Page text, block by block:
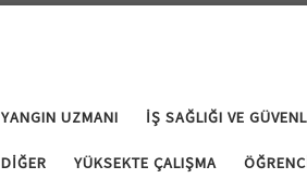
YANGIN UZMANI İŞ SAĞLIĞI VE
DIĞER YÜKSEKTE ÇALIŞMA